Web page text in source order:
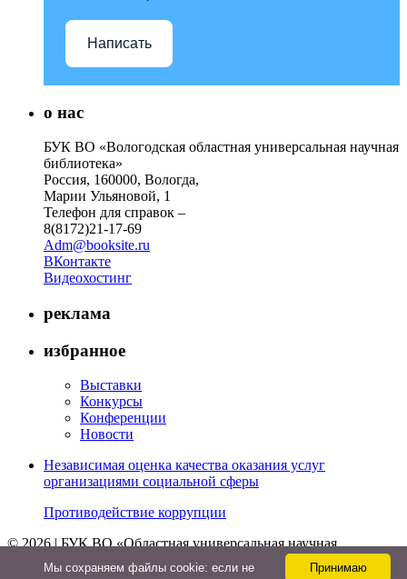
Написать
о нас
БУК ВО «Вологодская областная универсальная научная
библиотека»
Россия, 160000, Вологда,
Марии Ульяновой, 1
Телефон для справок –
8(8172)21-17-69
Adm@booksite.ru
ВКонтакте
Видеохостинг
реклама
избранное
Выставки
Конкурсы
Конференции
Новости
Независимая оценка качества оказания услуг
организациями социальной сферы
Противодействие коррупции
© 2026 | БУК ВО «Областная универсальная научная
библиотека»
Принимаю
Мы cохраняем файлы cookie: если не